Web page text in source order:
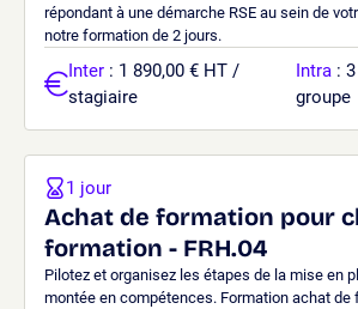
répondant à une démarche RSE au sein de
notre formation de 2 jours.
Inter : 1 890,00 € HT /
stagiaire
Intra :
groupe
Achat de formation pour
formation - FRH.04
Pilotez et organisez les étapes de la mise en
montée en compétences. Formation achat de
1 jour